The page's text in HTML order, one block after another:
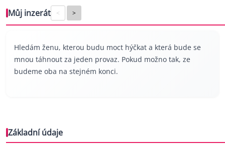
Můj inzerát < >
Hledám ženu, kterou budu moct hýčkat a která bude se
mnou táhnout za jeden provaz. Pokud možno tak, ze
budeme oba na stejném konci.
Základní údaje